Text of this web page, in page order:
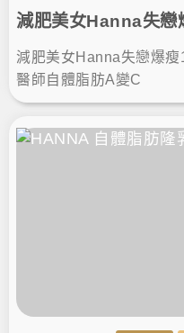
減肥美女Hanna失戀
減肥美女Hanna失戀爆
醫師自體脂肪A變C